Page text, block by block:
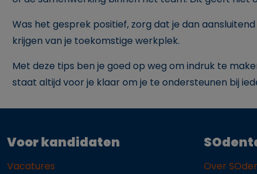
Was het gesprek positief, zorg dat je dan
krijgen van je toekomstige werkplek.
Met deze tips ben je goed op weg om indruk te
staat altijd voor je klaar om je te ondersteunen bij
Voor kandidaten
Vacatures
Over